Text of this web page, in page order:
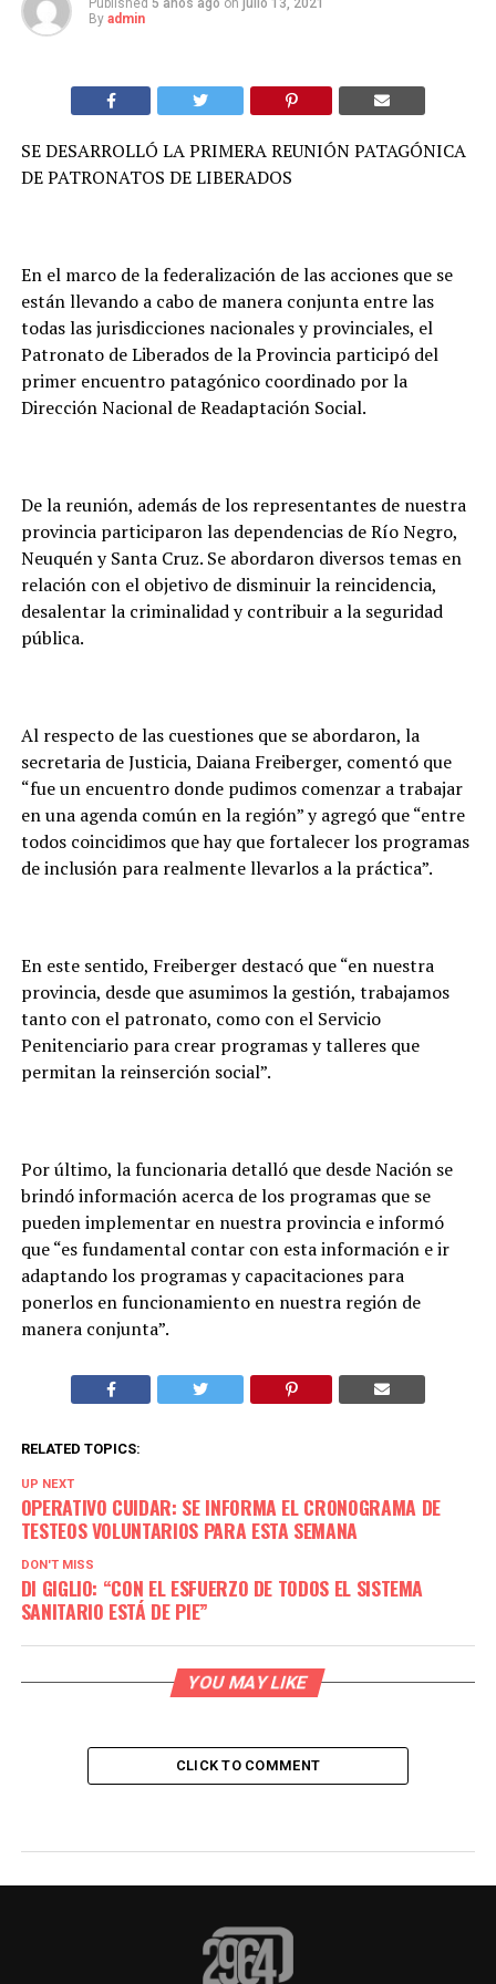
Published 5 años ago on julio 13, 2021
By admin
SE DESARROLLÓ LA PRIMERA REUNIÓN PATAGÓNICA
DE PATRONATOS DE LIBERADOS
En el marco de la federalización de las acciones que se
están llevando a cabo de manera conjunta entre las
todas las jurisdicciones nacionales y provinciales, el
Patronato de Liberados de la Provincia participó del
primer encuentro patagónico coordinado por la
Dirección Nacional de Readaptación Social.
De la reunión, además de los representantes de nuestra
provincia participaron las dependencias de Río Negro,
Neuquén y Santa Cruz. Se abordaron diversos temas en
relación con el objetivo de disminuir la reincidencia,
desalentar la criminalidad y contribuir a la seguridad
pública.
Al respecto de las cuestiones que se abordaron, la
secretaria de Justicia, Daiana Freiberger, comentó que
“fue un encuentro donde pudimos comenzar a trabajar
en una agenda común en la región” y agregó que “entre
todos coincidimos que hay que fortalecer los programas
de inclusión para realmente llevarlos a la práctica”.
En este sentido, Freiberger destacó que “en nuestra
provincia, desde que asumimos la gestión, trabajamos
tanto con el patronato, como con el Servicio
Penitenciario para crear programas y talleres que
permitan la reinserción social”.
Por último, la funcionaria detalló que desde Nación se
brindó información acerca de los programas que se
pueden implementar en nuestra provincia e informó
que “es fundamental contar con esta información e ir
adaptando los programas y capacitaciones para
ponerlos en funcionamiento en nuestra región de
manera conjunta”.
RELATED TOPICS:
UP NEXT
OPERATIVO CUIDAR: SE INFORMA EL CRONOGRAMA DE
TESTEOS VOLUNTARIOS PARA ESTA SEMANA
DON'T MISS
DI GIGLIO: “CON EL ESFUERZO DE TODOS EL SISTEMA
SANITARIO ESTÁ DE PIE”
YOU MAY LIKE
CLICK TO COMMENT